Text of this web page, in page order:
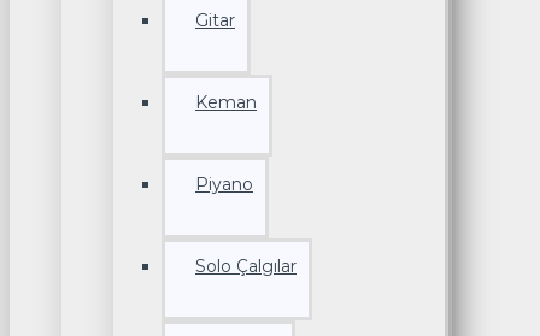
Gitar
Keman
Piyano
Solo Çalgılar